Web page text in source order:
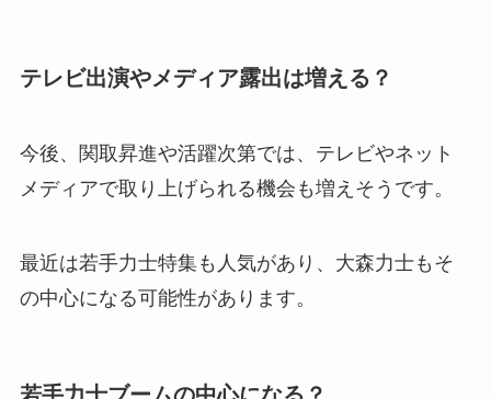
テレビ出演やメディア露出は増える？
今後、関取昇進や活躍次第では、テレビやネット
メディアで取り上げられる機会も増えそうです。
最近は若手力士特集も人気があり、大森力士もそ
の中心になる可能性があります。